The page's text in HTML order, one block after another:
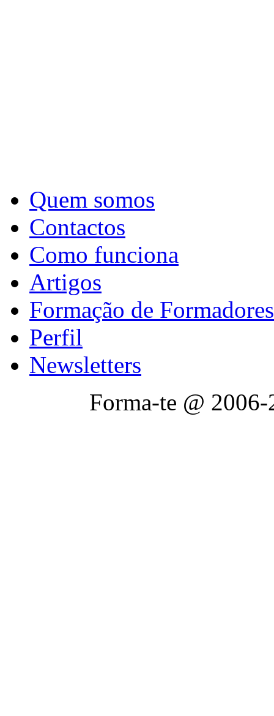
Quem somos
Contactos
Como funciona
Artigos
Formação de Formadores
Perfil
Newsletters
Forma-te @